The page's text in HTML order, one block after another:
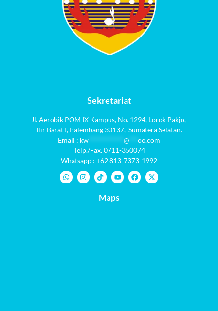
Sekretariat
Jl. Aerobik POM IX Kampus, No. 1294, Lorok Pakjo,
Ilir Barat I, Palembang 30137, Sumatera Selatan.
Email : kw @
oo.com
Telp./Fax. 0711-350074
Whatsapp : +62 813-7373-1992
Maps